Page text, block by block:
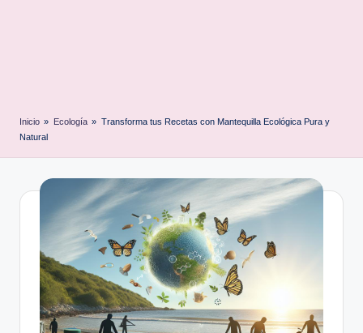
Inicio » Ecología » Transforma tus Recetas con Mantequilla Ecológica Pura y
Natural